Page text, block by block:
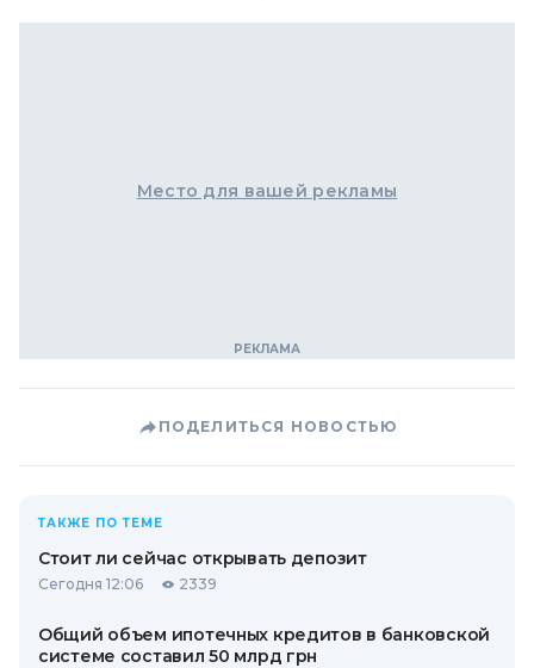
Место для вашей рекламы
ПОДЕЛИТЬСЯ НОВОСТЬЮ
ТАКЖЕ ПО ТЕМЕ
Стоит ли сейчас открывать депозит
Сегодня 12:06 2339
Общий объем ипотечных кредитов в банковской
системе составил 50 млрд грн